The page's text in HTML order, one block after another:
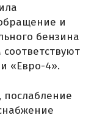
и
бензина
«Евро-4».
послабление